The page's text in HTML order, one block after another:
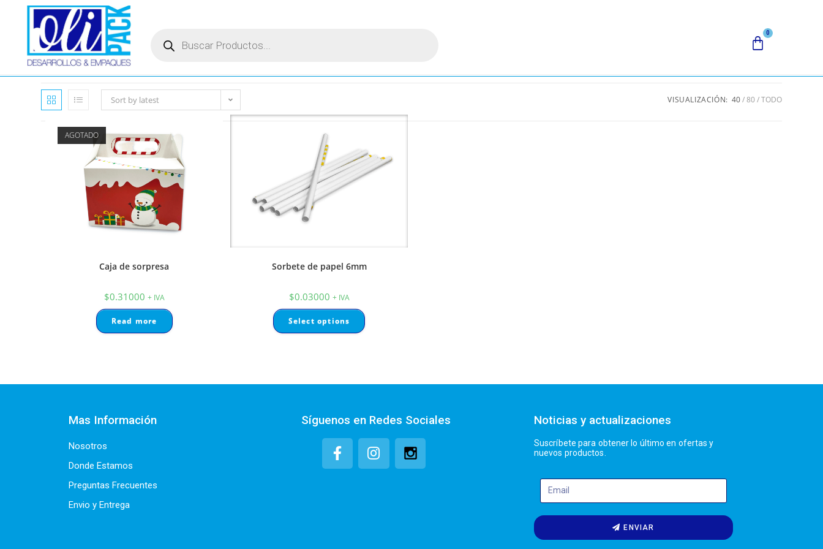
Sort by latest VISUALIZACIÓN: 40 80 TODO
AGOTADO
Caja de sorpresa
$0.31000 + IVA
Read more
Sorbete de papel 6mm
$0.03000 + IVA
Select options
Mas Información
Nosotros
Donde Estamos
Preguntas Frecuentes
Envio y Entrega
Síguenos en Redes Sociales Noticias y actualizaciones
Suscríbete para obtener lo último en ofertas y
nuevos productos.
ENVIAR